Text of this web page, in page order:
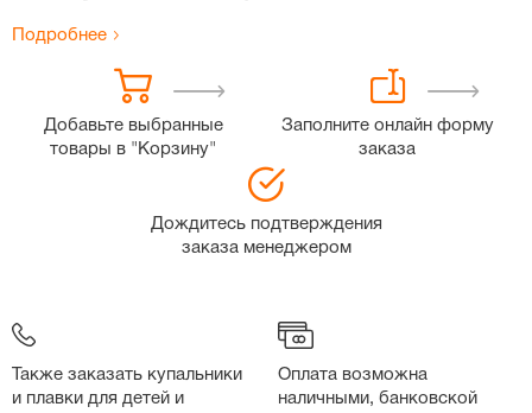
Подробнее
Добавьте выбранные
товары в "Корзину"
Заполните онлайн форму
заказа
Дождитесь подтверждения
заказа менеджером
Также заказать купальники
и плавки для детей и
Оплата возможна
наличными, банковской